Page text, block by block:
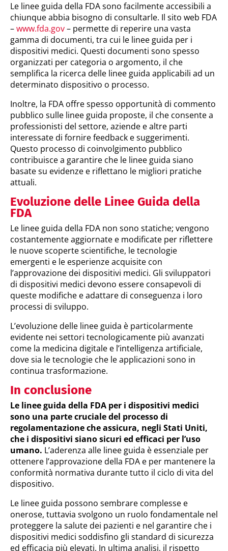
Le linee guida della FDA sono facilmente accessibili a
chiunque abbia bisogno di consultarle. Il sito web FDA
–www.fda.gov– permette di reperire una vasta
gamma di documenti, tra cui le linee guida per i
dispositivi medici. Questi documenti sono spesso
organizzati per categoria o argomento, il che
semplifica la ricerca delle linee guida applicabili ad un
determinato dispositivo o processo.
Inoltre, la FDA offre spesso opportunità di commento
pubblico sulle linee guida proposte, il che consente a
professionisti del settore, aziende e altre parti
interessate di fornire feedback e suggerimenti.
Questo processo di coinvolgimento pubblico
contribuisce a garantire che le linee guida siano
basate su evidenze e riflettano le migliori pratiche
attuali.
Evoluzione delle Linee Guida della
FDA
Le linee guida della FDA non sono statiche; vengono
costantemente aggiornate e modificate per riflettere
le nuove scoperte scientifiche, le tecnologie
emergenti e le esperienze acquisite con
l’approvazione dei dispositivi medici. Gli sviluppatori
di dispositivi medici devono essere consapevoli di
queste modifiche e adattare di conseguenza i loro
processi di sviluppo.
L’evoluzione delle linee guida è particolarmente
evidente nei settori tecnologicamente più avanzati
come la medicina digitale e l’intelligenza artificiale,
dove sia le tecnologie che le applicazioni sono in
continua trasformazione.
In conclusione
Le linee guida della FDA per i dispositivi medici
sono una parte cruciale del processo di
regolamentazioneche assicura, negli Stati Uniti,
che i dispositivi siano sicuri ed efficaci per l’uso
umano. L’aderenza alle linee guida è essenziale per
ottenere l’approvazione della FDA e per mantenere la
conformità normativa durante tutto il ciclo di vita del
dispositivo.
Le linee guida possono sembrare complesse e
onerose, tuttavia svolgono un ruolo fondamentale nel
proteggere la salute dei pazienti e nel garantire che i
dispositivi medici soddisfino gli standard di sicurezza
ed efficacia più elevati. In ultima analisi, il rispetto